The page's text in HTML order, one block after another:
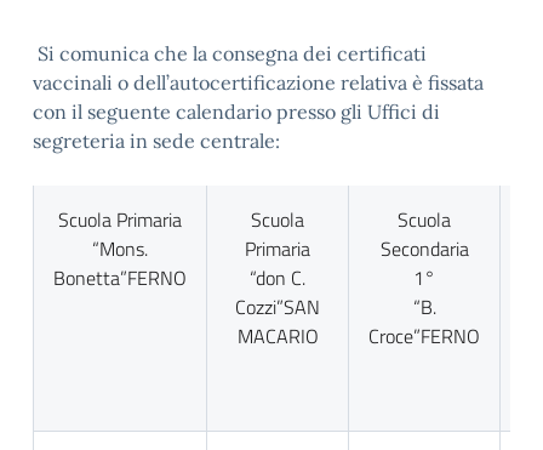
Si comunica che la consegna dei certificati
vaccinali o dell’autocertificazione relativa è fissata
con il seguente calendario presso gli Uffici di
segreteria in sede centrale:
Scuola Primaria
“Mons.
Bonetta”FERNO
Scuola
Primaria
“don C.
Cozzi”SAN
MACARIO
Scuola
Secondaria
1°
“B.
Croce”FERNO